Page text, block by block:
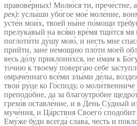
правове́рных! Молю́ся ти, прече́стне,
рек): услы́ши убо́гое мое́ моле́ние,
усте́н мои́х, твоей ны́не по́мощи
прелука́вый на вся́ко вре́мя тщи́тся мя
поглоти́ти ду́шу мою́, и несть мне
прийти, зане́ не́мощию пло́ти моей
весь до́лу приклони́хся, не и́мам к
то́чию к твоему́ поверга́ю себе́
омраче́ннаго все́ми злы́ми де́лы,
твои́ ру́це ко Го́споду, о
преподо́бне, да за благоутро́бие
грехо́в оставле́ние, и в День Су́дный
муче́ния, и Ца́рствия Своего́
Ему́же бу́ди всегда́ слава́, честь и